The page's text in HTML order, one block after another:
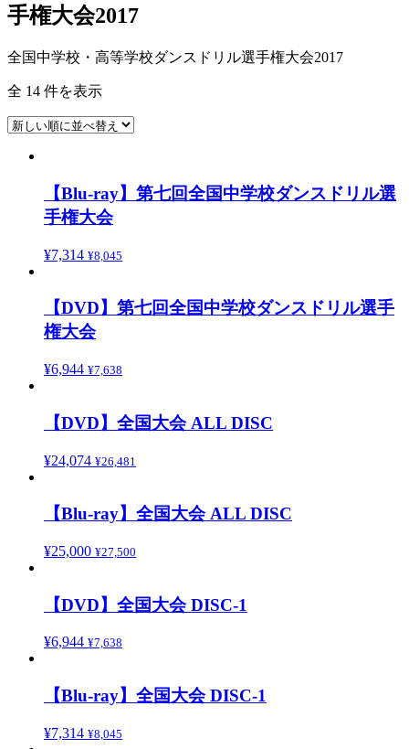
手権大会2017
全国中学校・高等学校ダンスドリル選手権大会2017
全 14 件を表示
【Blu-ray】第七回全国中学校ダンスドリル選
手権大会
¥7,314 ¥8,045
【DVD】第七回全国中学校ダンスドリル選手
権大会
¥6,944 ¥7,638
【DVD】全国大会 ALL DISC
¥24,074 ¥26,481
【Blu-ray】全国大会 ALL DISC
¥25,000 ¥27,500
【DVD】全国大会 DISC-1
¥6,944 ¥7,638
【Blu-ray】全国大会 DISC-1
¥7,314 ¥8,045